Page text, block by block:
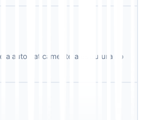
automaticamente a estrutura do